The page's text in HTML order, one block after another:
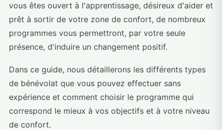
vous êtes ouvert à l'apprentissage, désireux d'aider et
prêt à sortir de votre zone de confort, de nombreux
programmes vous permettront, par votre seule
présence, d'induire un changement positif.
Dans ce guide, nous détaillerons les différents types
de bénévolat que vous pouvez effectuer sans
expérience et comment choisir le programme qui
correspond le mieux à vos objectifs et à votre niveau
de confort.